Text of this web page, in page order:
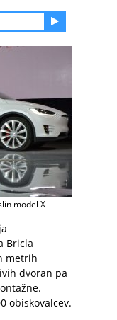
model X
Bricla
metrih
dvoran pa
obiskovalcev.